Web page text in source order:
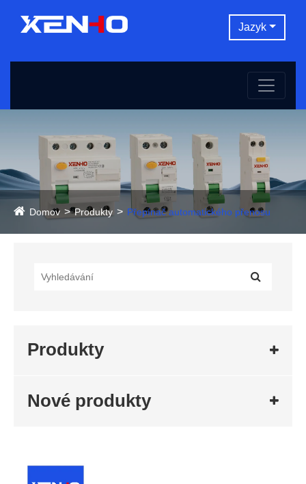
Jazyk
Domov Produkty Přepínač automatického přenosu
Produkty
Nové produkty